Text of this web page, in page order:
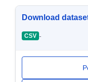
Download
CSV -